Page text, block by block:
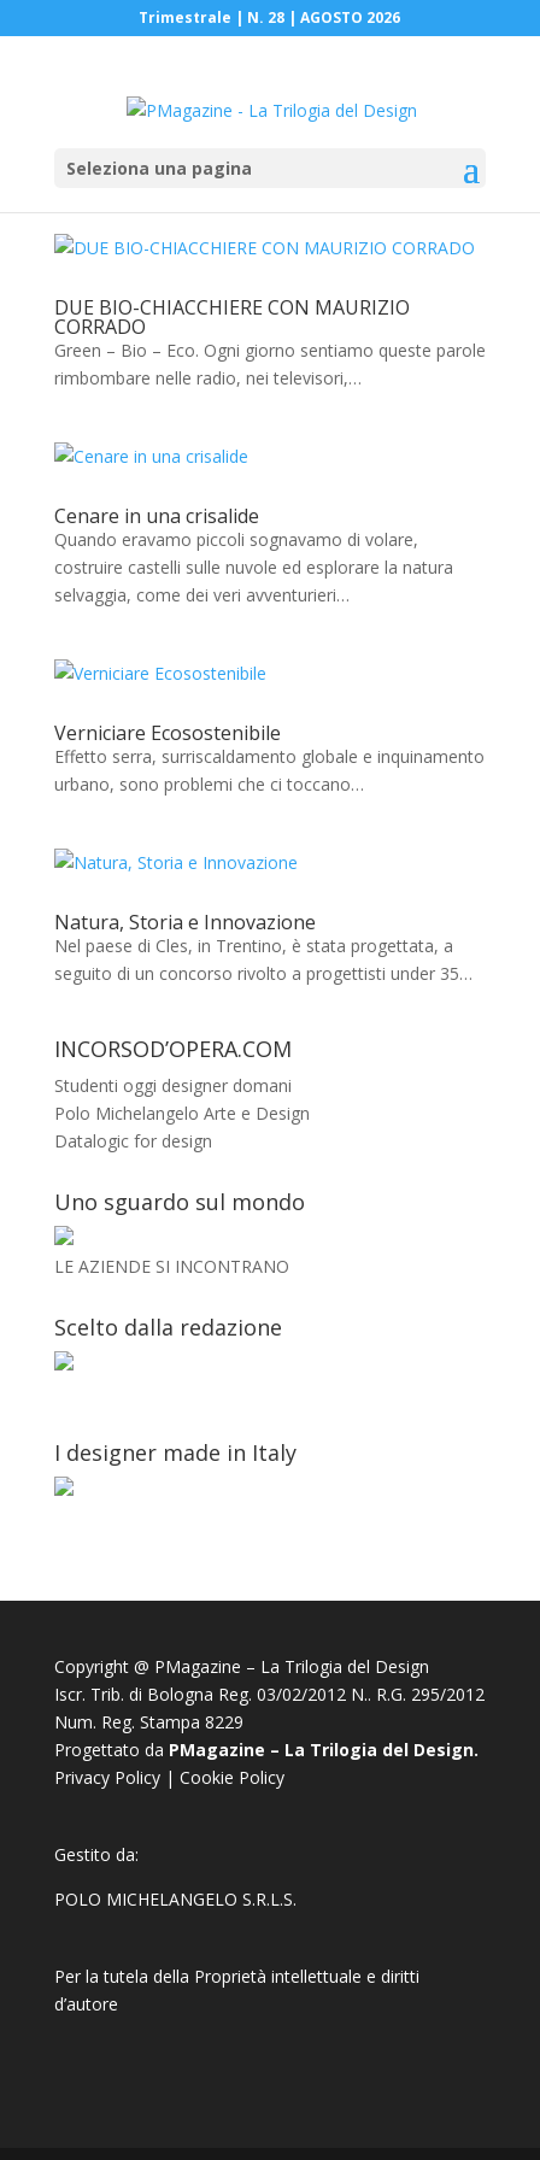
Trimestrale | N. 28 | AGOSTO 2026
Seleziona una pagina
DUE BIO-CHIACCHIERE CON MAURIZIO
CORRADO
Green – Bio – Eco. Ogni giorno sentiamo queste parole
rimbombare nelle radio, nei televisori,…
Cenare in una crisalide
Quando eravamo piccoli sognavamo di volare,
costruire castelli sulle nuvole ed esplorare la natura
selvaggia, come dei veri avventurieri…
Verniciare Ecosostenibile
Effetto serra, surriscaldamento globale e inquinamento
urbano, sono problemi che ci toccano…
Natura, Storia e Innovazione
Nel paese di Cles, in Trentino, è stata progettata, a
seguito di un concorso rivolto a progettisti under 35…
INCORSOD’OPERA.COM
Studenti oggi designer domani
Polo Michelangelo Arte e Design
Datalogic for design
Uno sguardo sul mondo
LE AZIENDE SI INCONTRANO
Scelto dalla redazione
I designer made in Italy
Copyright @ PMagazine – La Trilogia del Design
Iscr. Trib. di Bologna Reg. 03/02/2012 N.. R.G. 295/2012
Num. Reg. Stampa 8229
Progettato da PMagazine – La Trilogia del Design.
Privacy Policy| Cookie Policy
Gestito da:
POLO MICHELANGELO S.R.L.S.
Per la tutela della Proprietà intellettuale e diritti
d’autore